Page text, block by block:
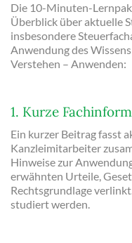
Die 10-Minuten-
Überblick über aktuelle
insbesondere
Anwendung des
Verstehen – Anwenden:
1. Kurze
Ein kurzer Beitrag fasst
Kanzleimitarbeiter
Hinweise zur
erwähnten Urteile,
Rechtsgrundlage
studiert werden.